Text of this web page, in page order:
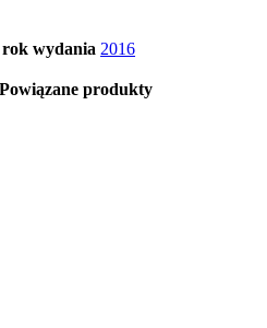
rok wydania 2016
Powiązane produkty